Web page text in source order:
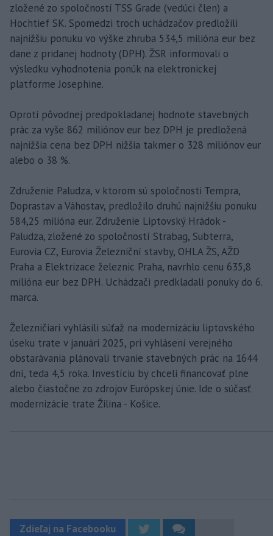
zložené zo spoločností TSS Grade (vedúci člen) a
Hochtief SK. Spomedzi troch uchádzačov predložili
najnižšiu ponuku vo výške zhruba 534,5 milióna eur bez
dane z pridanej hodnoty (DPH). ŽSR informovali o
výsledku vyhodnotenia ponúk na elektronickej
platforme Josephine.
Oproti pôvodnej predpokladanej hodnote stavebných
prác za vyše 862 miliónov eur bez DPH je predložená
najnižšia cena bez DPH nižšia takmer o 328 miliónov eur
alebo o 38 %.
Združenie Paludza, v ktorom sú spoločnosti Tempra,
Doprastav a Váhostav, predložilo druhú najnižšiu ponuku
584,25 milióna eur. Združenie Liptovský Hrádok -
Paludza, zložené zo spoločností Strabag, Subterra,
Eurovia CZ, Eurovia Železniční stavby, OHLA ŽS, AŽD
Praha a Elektrizace železnic Praha, navrhlo cenu 635,8
milióna eur bez DPH. Uchádzači predkladali ponuky do 6.
marca.
Železničiari vyhlásili súťaž na modernizáciu liptovského
úseku trate v januári 2025, pri vyhlásení verejného
obstarávania plánovali trvanie stavebných prác na 1644
dní, teda 4,5 roka. Investíciu by chceli financovať plne
alebo čiastočne zo zdrojov Európskej únie. Ide o súčasť
modernizácie trate Žilina - Košice.
Zdieľaj na Facebooku